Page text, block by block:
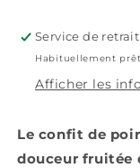
Service de
Habituellement
Afficher les
Le confit de
douceur fruitée